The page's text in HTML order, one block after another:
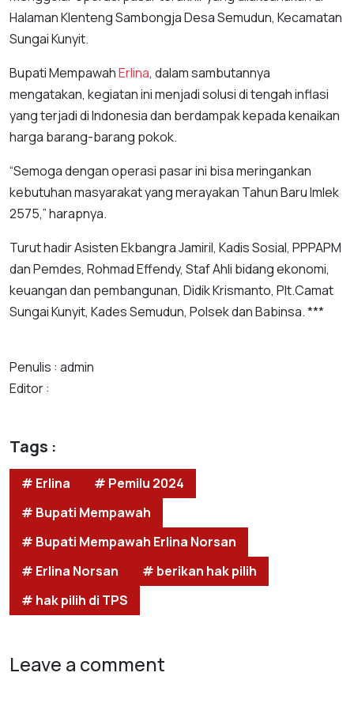
Halaman Klenteng Sambongja Desa Semudun, Kecamatan
Sungai Kunyit.
Bupati MempawahErlina, dalam sambutannya
mengatakan, kegiatan ini menjadi solusi di tengah inflasi
yang terjadi di Indonesia dan berdampak kepada kenaikan
harga barang-barang pokok.
“Semoga dengan operasi pasar ini bisa meringankan
kebutuhan masyarakat yang merayakan Tahun Baru Imlek
2575,” harapnya.
Turut hadir Asisten Ekbangra Jamiril, Kadis Sosial, PPPAPM
dan Pemdes, Rohmad Effendy, Staf Ahli bidang ekonomi,
keuangan dan pembangunan, Didik Krismanto, Plt.Camat
Sungai Kunyit, Kades Semudun, Polsek dan Babinsa. ***
Penulis : admin
Editor :
Tags :
# Erlina
# Pemilu 2024
# Bupati Mempawah
# Bupati Mempawah Erlina Norsan
# Erlina Norsan
# berikan hak pilih
# hak pilih di TPS
Leave a comment